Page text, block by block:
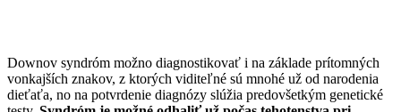
Downov syndróm možno diagnostikovať i na základe prítomných
vonkajších znakov, z ktorých viditeľné sú mnohé už od narodenia
dieťaťa, no na potvrdenie diagnózy slúžia predovšetkým genetické